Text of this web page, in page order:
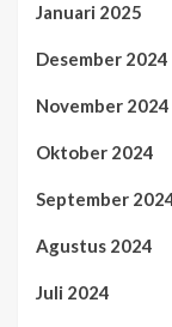
Januari 2025
Desember 2024
November 2024
Oktober 2024
September
Agustus 2024
Juli 2024